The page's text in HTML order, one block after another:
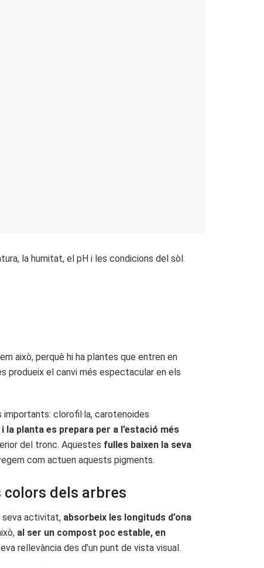
la humitat, el pH i les condicions del sòl.
això, perquè hi ha plantes que entren en
produeix el canvi més espectacular en els
clorofil·la, carotenoides
la planta es prepara per a l’estació més
del tronc. Aquestes fulles baixen la seva
com actuen aquests pigments.
colors dels arbres
seva activitat, absorbeix les longituds d’ona
al ser un compost poc estable, en
rellevància des d’un punt de vista visual.